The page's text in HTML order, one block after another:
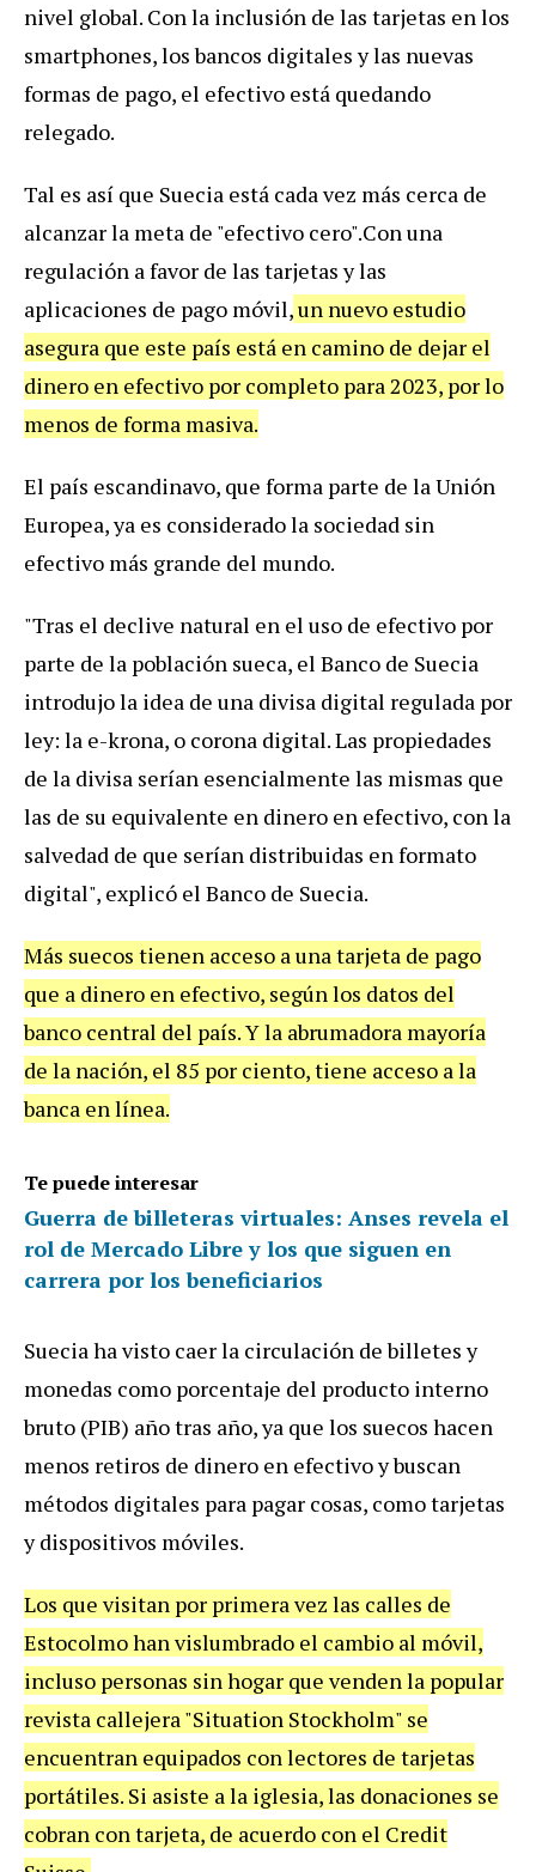
nivel global. Con la inclusión de las tarjetas en los
smartphones, los bancos digitales y las nuevas
formas de pago, el efectivo está quedando
relegado.
Tal es así que Suecia está cada vez más cerca de
alcanzar la meta de "efectivo cero".Con una
regulación a favor de las tarjetas y las
aplicaciones de pago móvil,un nuevo estudio
asegura que este país está en camino de dejar el
dinero en efectivo por completo para 2023, por lo
menos de forma masiva.
El país escandinavo, que forma parte de la Unión
Europea, ya es considerado la sociedad sin
efectivo más grande del mundo.
"Tras el declive natural en el uso de efectivo por
parte de la población sueca, el Banco de Suecia
introdujo la idea de una divisa digital regulada por
ley: la e-krona, o corona digital. Las propiedades
de la divisa serían esencialmente las mismas que
las de su equivalente en dinero en efectivo, con la
salvedad de que serían distribuidas en formato
digital", explicó el Banco de Suecia.
Más suecos tienen acceso a una tarjeta de pago
que a dinero en efectivo, según los datos del
banco central del país. Y la abrumadora mayoría
de la nación, el 85 por ciento, tiene acceso a la
banca en línea.
Te puede interesar
Guerra de billeteras virtuales: Anses revela el
rol de Mercado Libre y los que siguen en
carrera por los beneficiarios
Suecia ha visto caer la circulación de billetes y
monedas como porcentaje del producto interno
bruto (PIB) año tras año, ya que los suecos hacen
menos retiros de dinero en efectivo y buscan
métodos digitales para pagar cosas, como tarjetas
y dispositivos móviles.
Los que visitan por primera vez las calles de
Estocolmo han vislumbrado el cambio al móvil,
incluso personas sin hogar que venden la popular
revista callejera "Situation Stockholm" se
encuentran equipados con lectores de tarjetas
portátiles. Si asiste a la iglesia, las donaciones se
cobran con tarjeta, de acuerdo con el Credit